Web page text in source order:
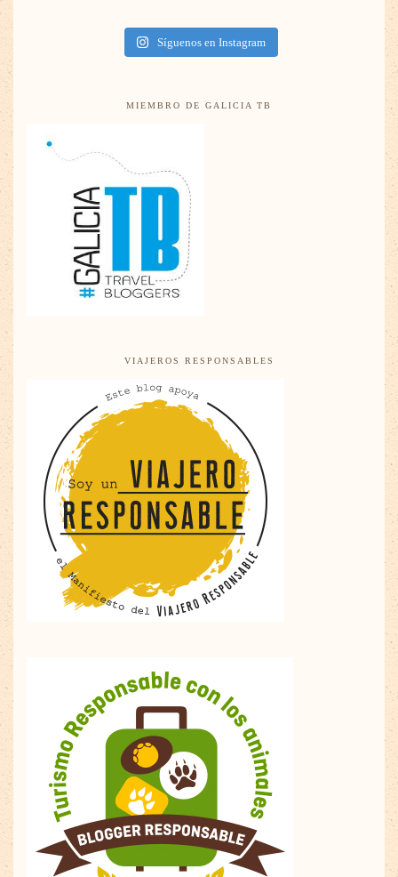
Síguenos en Instagram
MIEMBRO DE GALICIA TB
VIAJEROS RESPONSABLES